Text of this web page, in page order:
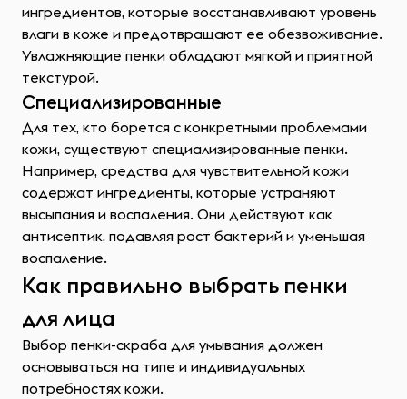
ингредиентов, которые восстанавливают уровень
влаги в коже и предотвращают ее обезвоживание.
Увлажняющие пенки обладают мягкой и приятной
текстурой.
Специализированные
Для тех, кто борется с конкретными проблемами
кожи, существуют специализированные пенки.
Например, средства для чувствительной кожи
содержат ингредиенты, которые устраняют
высыпания и воспаления. Они действуют как
антисептик, подавляя рост бактерий и уменьшая
воспаление.
Как правильно выбрать пенки
для лица
Выбор пенки-скраба для умывания должен
основываться на типе и индивидуальных
потребностях кожи.